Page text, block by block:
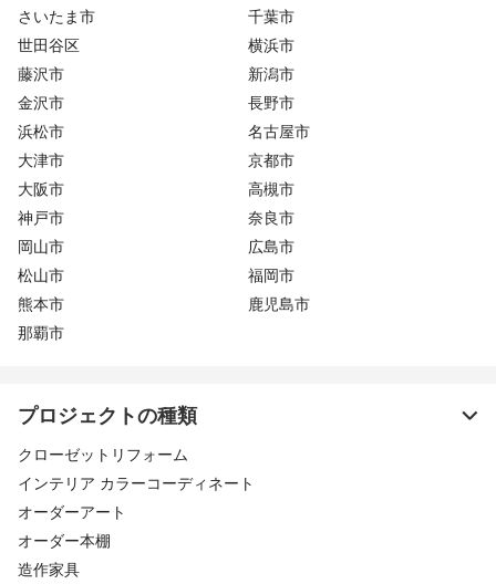
さいたま市
千葉市
世田谷区
横浜市
藤沢市
新潟市
金沢市
長野市
浜松市
名古屋市
大津市
京都市
大阪市
高槻市
神戸市
奈良市
岡山市
広島市
松山市
福岡市
熊本市
鹿児島市
那覇市
プロジェクトの種類
クローゼットリフォーム
インテリア カラーコーディネート
オーダーアート
オーダー本棚
造作家具